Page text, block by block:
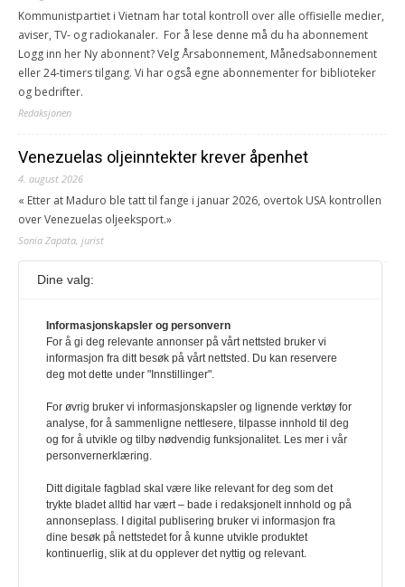
Kommunistpartiet i Vietnam har total kontroll over alle offisielle medier,
aviser, TV- og radiokanaler. For å lese denne må du ha abonnement
Logg inn her Ny abonnent? Velg Årsabonnement, Månedsabonnement
eller 24-timers tilgang. Vi har også egne abonnementer for biblioteker
og bedrifter.
Redaksjonen
Venezuelas oljeinntekter krever åpenhet
4. august 2026
« Etter at Maduro ble tatt til fange i januar 2026, overtok USA kontrollen
over Venezuelas oljeeksport.»
Sonia Zapata, jurist
117,8 millioner er på flukt, en nedgang fra forrige
1. august 2026
Ville ha tilsvart verdens trettende største land i folketall. For å lese
denne må du ha abonnement Logg inn her Ny abonnent? Velg
også egne abonnementer for biblioteker og bedrifter.
Redaksjonen
Dine valg:
Informasjonskapsler og personvern
For å gi deg relevante annonser på vårt nettsted bruker vi
informasjon fra ditt besøk på vårt nettsted. Du kan reservere
deg mot dette under "Innstillinger".
For øvrig bruker vi informasjonskapsler og lignende verktøy for
analyse, for å sammenligne nettlesere, tilpasse innhold til deg
og for å utvikle og tilby nødvendig funksjonalitet. Les mer i vår
personvernerklæring.
Ditt digitale fagblad skal være like relevant for deg som det
trykte bladet alltid har vært – bade i redaksjonelt innhold og på
annonseplass. I digital publisering bruker vi informasjon fra
dine besøk på nettstedet for å kunne utvikle produktet
kontinuerlig, slik at du opplever det nyttig og relevant.